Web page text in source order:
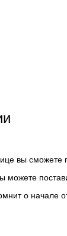
вы сможете
можете
о начале